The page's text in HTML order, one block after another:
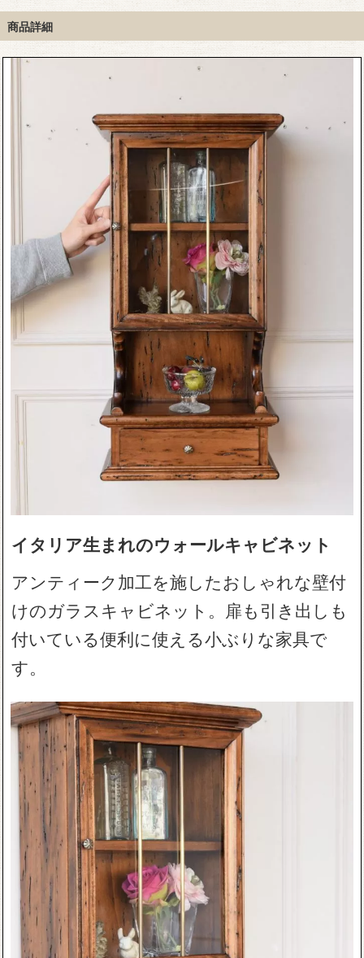
商品詳細
イタリア生まれのウォールキャビネット
アンティーク加工を施したおしゃれな壁付
けのガラスキャビネット。扉も引き出しも
付いている便利に使える小ぶりな家具で
す。